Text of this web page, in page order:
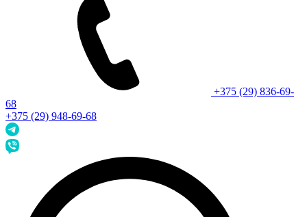
+375 (29) 836-69-
68
+375 (29) 948-69-68